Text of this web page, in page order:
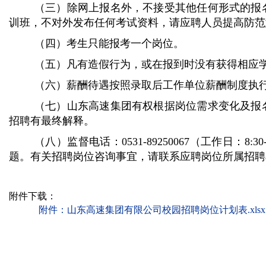
（三）除网上报名外，不接受其他任何形式的
训班，不对外发布任何考试资料，请应聘人员提高防
（四）考生只能报考一个岗位。
（五）凡有造假行为，或在报到时没有获得相应
（六）薪酬待遇按照录取后工作单位薪酬制度执
（七）山东高速集团有权根据岗位需求变化及
招聘有最终解释。
（八）监督电话：0531-89250067（工作日： 8:3
题。有关招聘岗位咨询事宜，请联系应聘岗位所属招
附件下载：
附件：山东高速集团有限公司校园招聘岗位计划表.xlsx